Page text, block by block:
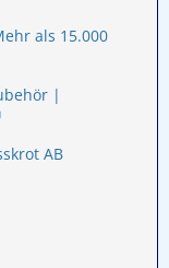
als 15.000
|
AB